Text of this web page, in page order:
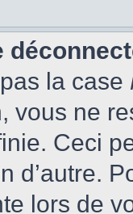
la case
vous ne
Ceci
d’autre.
lors de